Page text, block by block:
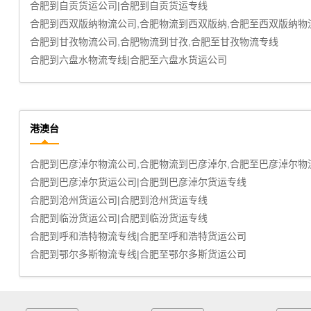
合肥到红河物流公司,合肥物流到红河,合肥至红河物流专线
合肥到德阳货运公司|合肥到德阳货运专线
合肥到泸州物流公司,合肥物流到泸州,合肥至泸州物流专线
合肥到阿坝物流公司,合肥物流到阿坝,合肥至阿坝物流专线
港澳台
合肥到呼伦贝尔物流专线|合肥至呼伦贝尔货运公司
合肥到巴彦淖尔物流公司_合肥到巴彦淖尔货运_合肥至巴彦淖尔物
合肥到临汾物流公司,合肥物流到临汾,合肥至临汾物流专线
合肥到张家口物流公司_合肥到张家口货运_合肥至张家口物流专线
合肥到秦皇岛货运公司|合肥到秦皇岛货运专线
合肥到太原物流专线|合肥至太原货运公司